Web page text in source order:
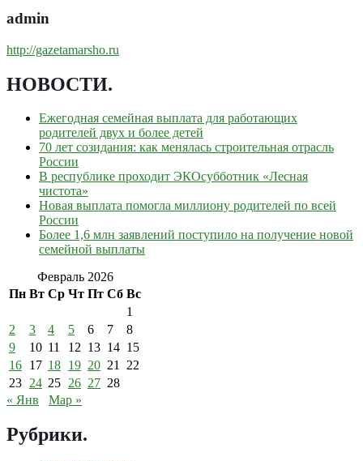
admin
http://gazetamarsho.ru
НОВОСТИ.
Ежегодная семейная выплата для работающих
родителей двух и более детей
70 лет созидания: как менялась строительная отрасль
России
В республике проходит ЭКОсубботник «Лесная
чистота»
Новая выплата помогла миллиону родителей по всей
России
Более 1,6 млн заявлений поступило на получение новой
семейной выплаты
Февраль 2026
Пн Вт Ср Чт Пт Сб Вс
1
2
3 4 5 6 7
8
9
10 11 12 13 14 15
16 17 18 19 20 21 22
23 24 25 26 27 28
« Янв
Мар »
Рубрики.